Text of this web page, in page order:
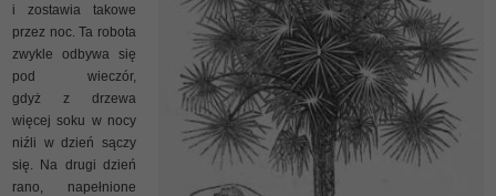
i zostawia takowe
przez noc. Ta robota
zwykle odbywa się
pod wieczór,
gdyż z drzewa
więcej soku w nocy
niźli w dzień sączy
się. Na drugi dzień
rano, napełnione